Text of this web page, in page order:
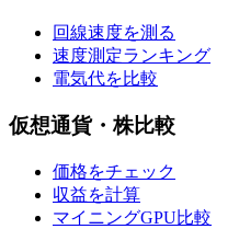
回線速度を測る
速度測定ランキング
電気代を比較
仮想通貨・株比較
価格をチェック
収益を計算
マイニングGPU比較